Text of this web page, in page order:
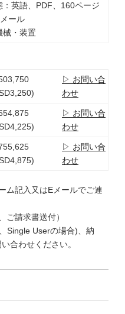
：英語、PDF、160ページ
ール
械・装置
▷ お問い合
わせ
▷ お問い合
わせ
▷ お問い合
わせ
ム記入又はEメールでご連
ご請求書送付）
Single Userの場合)、納
合わせください。